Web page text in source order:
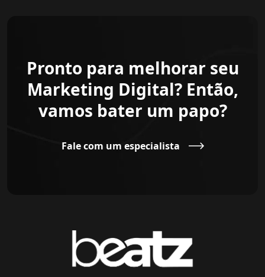
Pronto para melhorar seu
Marketing Digital? Então,
vamos bater um papo?
Fale com um especialista